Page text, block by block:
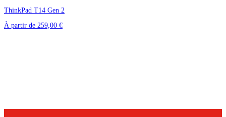
ThinkPad T14 Gen 2
À partir de 259,00 €